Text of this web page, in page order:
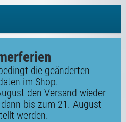
die geänderten
im Shop.
den Versand wieder
bis zum 21. August
werden.